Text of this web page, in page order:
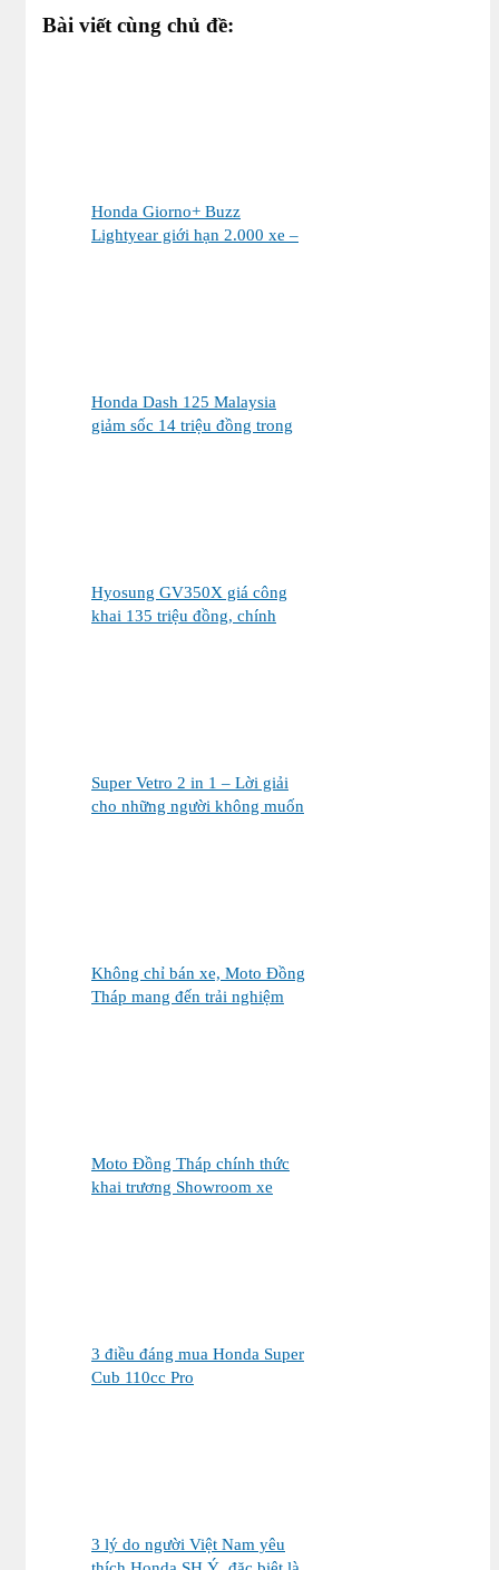
Bài viết cùng chủ đề:
Honda Giorno+ Buzz
Lightyear giới hạn 2.000 xe –
Honda Dash 125 Malaysia
giảm sốc 14 triệu đồng trong
Hyosung GV350X giá công
khai 135 triệu đồng, chính
Super Vetro 2 in 1 – Lời giải
cho những người không muốn
Không chỉ bán xe, Moto Đồng
Tháp mang đến trải nghiệm
Moto Đồng Tháp chính thức
khai trương Showroom xe
3 điều đáng mua Honda Super
Cub 110cc Pro
3 lý do người Việt Nam yêu